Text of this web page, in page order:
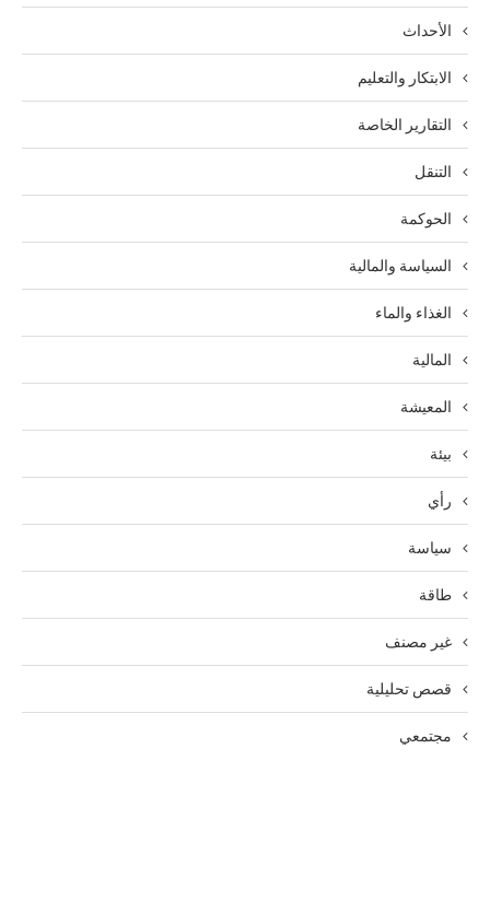
الأحداث
الابتكار والتعليم
التقارير الخاصة
التنقل
الحوكمة
السياسة والمالية
الغذاء والماء
المالية
المعيشة
بيئة
رأي
سياسة
طاقة
غير مصنف
قصص تحليلية
مجتمعي